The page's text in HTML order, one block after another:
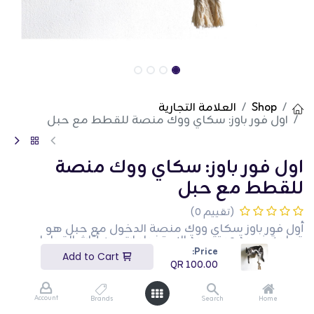
Price:
100.00
Home
Search
Brands
Account
Shop العلامة التجارية
اول فور باوز: سكاي ووك منصة للقطط مع حبل
اول فور باوز: سكاي ووك منصة
للقطط مع حبل
(تقييم 0)
أول فور باوز سكاي ووك منصة الدخول مع حبل هو
قطعة فريدة ومتعددة الاستخدامات من أثاث القطط
مصممة لتوفير العديد من الأنشطة لقطتك. يتميز هذا
المنصة ببناء متين وحبل للتسلق واللعب، مما يشجع غرائز
قطتك الطبيعية على التسلق والاستكشاف. يوفر التصميم
الذي يمكن الدخول إليه بسهولة الوصول ومكانًا مريحًا
لقطتك للاسترخاء. هذه المنصة مثالية لأصحاب القطط
الذين يرغبون في تقديم منطقة لعب متعددة الوظائف